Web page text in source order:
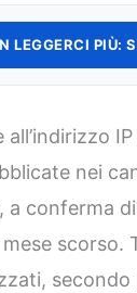
LEGGERCI PIÙ:
nei
a conferma
scorso.
secondo